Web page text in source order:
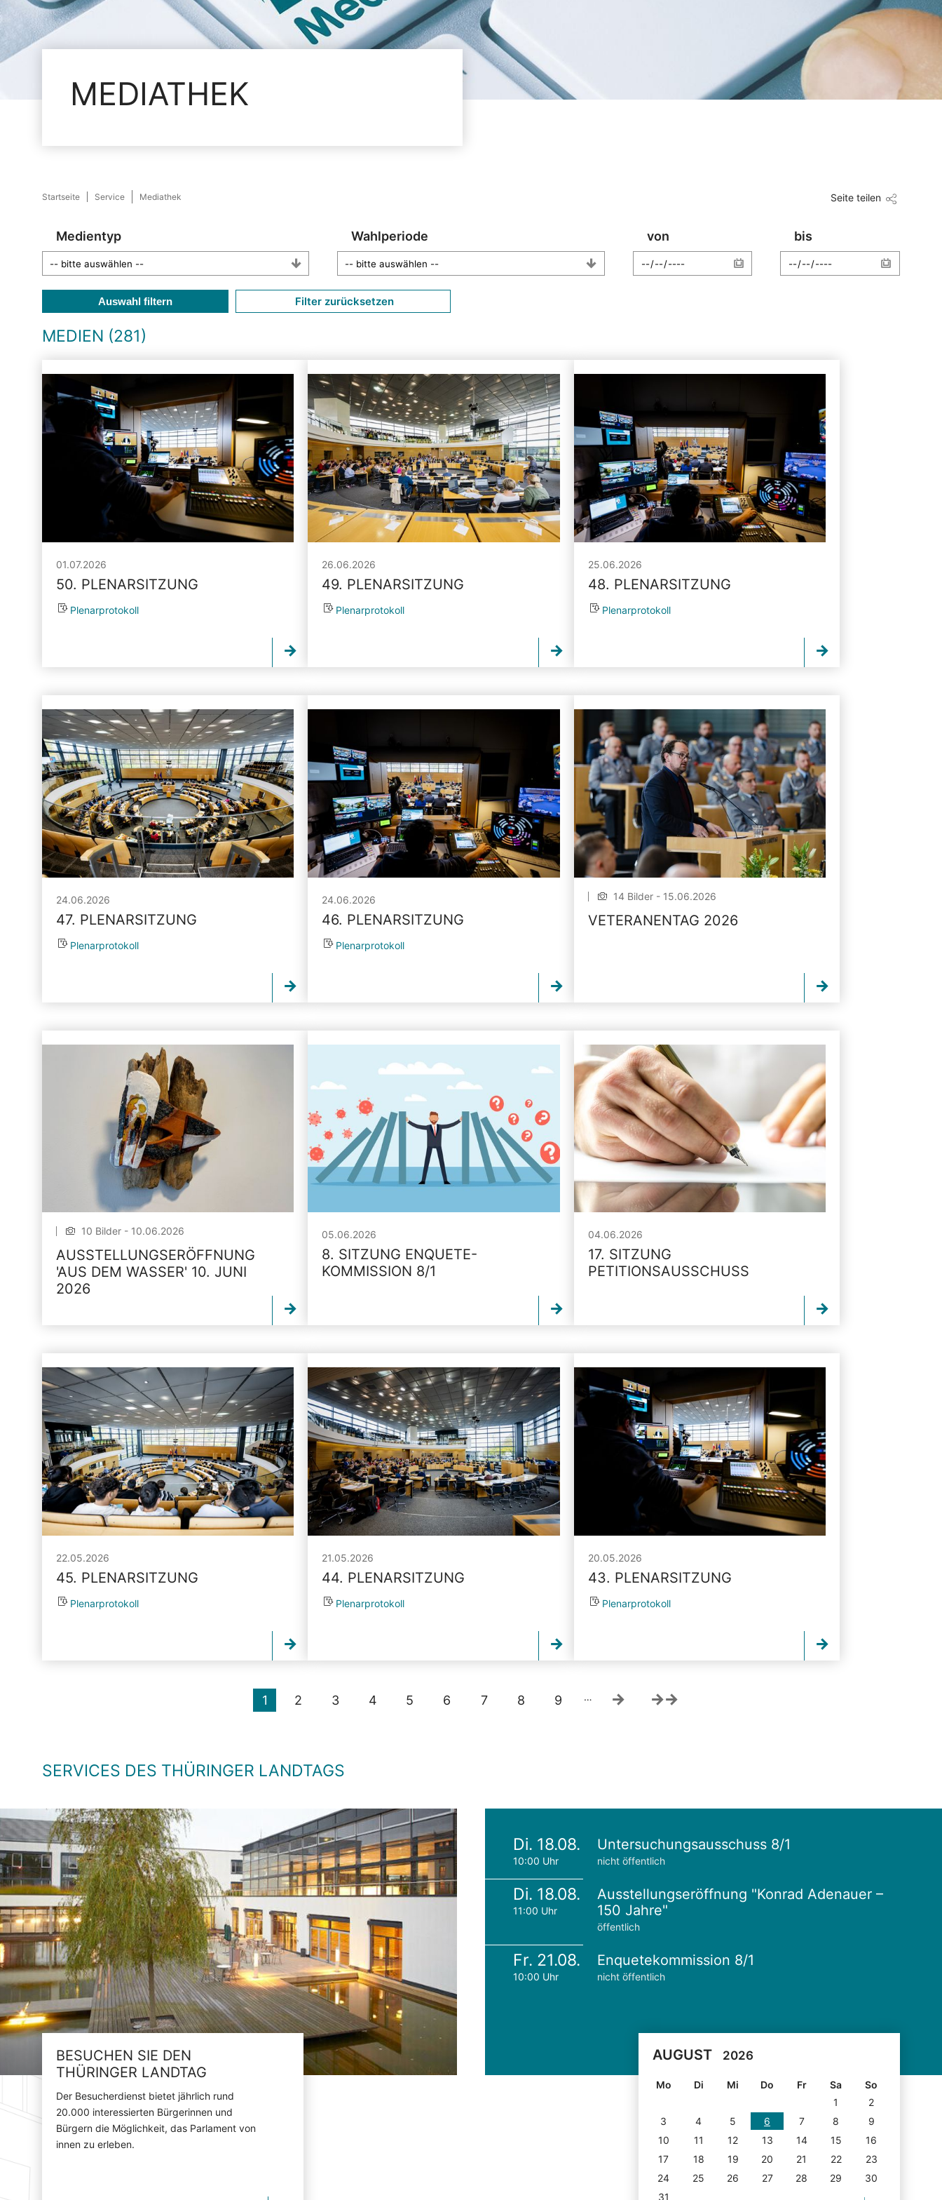
MEDIATHEK
Startseite Service Mediathek Seite teilen
Medientyp Wahlperiode von bis
Auswahl filtern Filter zurücksetzen
MEDIEN (281)
01.07.2026
50. PLENARSITZUNG
Plenarprotokoll
26.06.2026
49. PLENARSITZUNG
Plenarprotokoll
25.06.2026
48. PLENARSITZUNG
Plenarprotokoll
24.06.2026
47. PLENARSITZUNG
Plenarprotokoll
24.06.2026
46. PLENARSITZUNG
Plenarprotokoll
14 Bilder - 15.06.2026
VETERANENTAG 2026
10 Bilder - 10.06.2026
AUSSTELLUNGSERÖFFNUNG
'AUS DEM WASSER' 10. JUNI
2026
05.06.2026
8. SITZUNG ENQUETE-
KOMMISSION 8/1
04.06.2026
17. SITZUNG
PETITIONSAUSSCHUSS
22.05.2026
45. PLENARSITZUNG
Plenarprotokoll
21.05.2026
44. PLENARSITZUNG
Plenarprotokoll
20.05.2026
43. PLENARSITZUNG
Plenarprotokoll
1 2 3 4 5 6 7 8 9 …
SERVICES DES THÜRINGER LANDTAGS
BESUCHEN SIE DEN
THÜRINGER LANDTAG
Der Besucherdienst bietet jährlich rund
20.000 interessierten Bürgerinnen und
Bürgern die Möglichkeit, das Parlament von
innen zu erleben.
Di. 18.08.
10:00 Uhr
Untersuchungsausschuss 8/1
nicht öffentlich
Di. 18.08.
11:00 Uhr
Ausstellungseröffnung "Konrad Adenauer –
150 Jahre"
öffentlich
Fr. 21.08.
10:00 Uhr
Enquetekommission 8/1
nicht öffentlich
AUGUST 2026
Mo Di Mi Do Fr Sa
So
1
2
3
4 5 6 7 8
9
10
11 12 13 14 15
16
17
18 19 20 21 22
23
24
25 26 27 28 29
30
31